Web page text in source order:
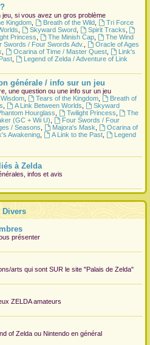
si vous avez un gros problème
Kingdom, Breath of the Wild,
Tri Force
Skyward Sword, Spirit Tracks
Princess The Minish Cap,
The Wind
Swords / Four Swords Adv.
Oracle of Ages
Ocarina of Time / Master Quest,
Link's
,
Legend of Zelda / Adventure of Link
générale / info sur un jeu
une question ou une info sur un jeu
, Tears of the Kingdom,
Breath of
A Link Between Worlds
Skyward
Hourglass Twilight Princess
The
(GC + Wii U)
Four Swords / Four
/ Seasons Majora's Mask
Ocarina of
Awakening, A Link to the Past,
Legend
à Zelda
infos et avis
Divers
présenter
arts qui sont SUR le site "Palais de Zelda"
ZELDA amateurs
of Zelda ou Nintendo en général